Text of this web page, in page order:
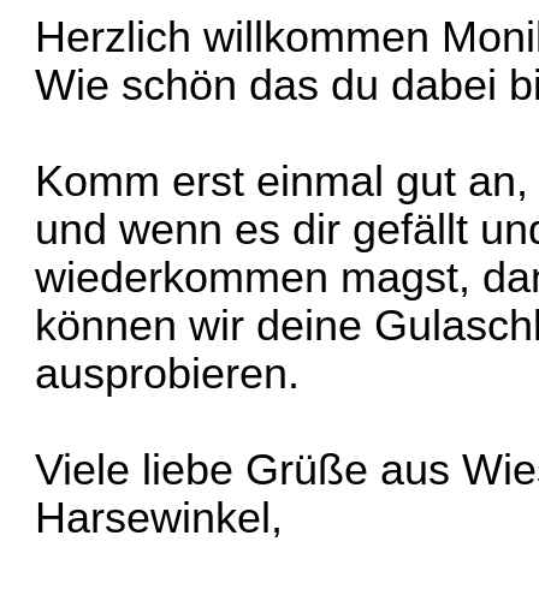
Herzlich willkommen
Wie schön das du dabei
Komm erst einmal gut
und wenn es dir gefällt
wiederkommen magst,
können wir deine
ausprobieren.
Viele liebe Grüße aus
Harsewinkel,